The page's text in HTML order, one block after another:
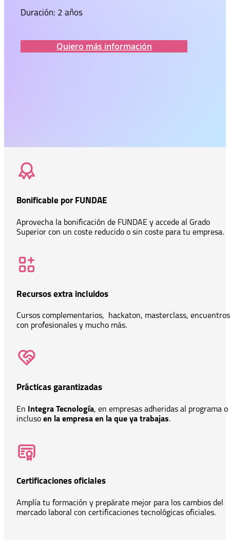
Duración: 2 años
Quiero más información
Bonificable por FUNDAE
Aprovecha la bonificación de FUNDAE y accede al Grado
Superior con un coste reducido o sin coste para tu empresa.
Prácticas garantizadas
En ntegra Tecnología, en empresas adheridas al programa o
incluso en la empresa en la que ya trabajas.
Recursos extra incluidos
Cursos complementarios, hackaton, masterclass, encuentros
con profesionales y mucho más.
Certificaciones oficiales
Amplía tu formación y prepárate mejor para los cambios del
mercado laboral con certificaciones tecnológicas oficiales.